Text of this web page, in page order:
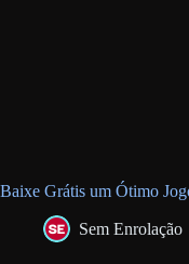
Baixe Grátis um Ótimo
Sem Enrolação